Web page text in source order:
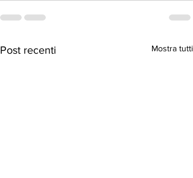
Post recenti Mostra tutti